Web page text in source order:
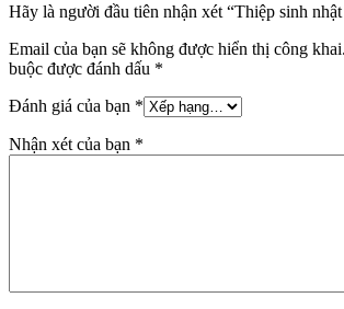
Hãy là người đầu tiên nhận xét “Thiệp sinh
Email của bạn sẽ không được hiển thị công khai.
buộc được đánh dấu *
Đánh giá của bạn *
Nhận xét của bạn *